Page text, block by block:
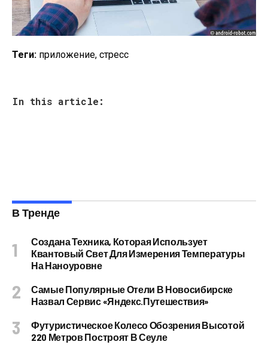
Теги: приложение, стресс
In this article:
В Тренде
Создана Техника, Которая Использует
Квантовый Свет Для Измерения Температуры
На Наноуровне
Самые Популярные Отели В Новосибирске
Назвал Сервис «Яндекс.Путешествия»
Футуристическое Колесо Обозрения Высотой
220 Метров Построят В Сеуле